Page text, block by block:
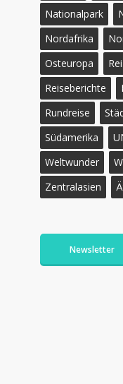
Nationalpark
Nordafrika
Osteuropa
Reiseberichte
Rundreise
Südamerika
Weltwunder
Zentralasien
Newsletter